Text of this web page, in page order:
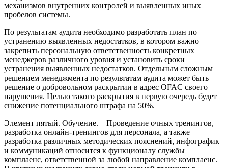
механизмов внутренних контролей и выявленных иных
пробелов системы.
По результатам аудита необходимо разработать план по
устранению выявленных недостатков, в котором важно
закрепить персональную ответственность конкретных
менеджеров различного уровня и установить сроки
устранения выявленных недостатков. Отдельным сложным
решением менеджмента по результатам аудита может быть
решение о добровольном раскрытии в адрес OFAC своего
нарушения. Целью такого раскрытия в первую очередь будет
снижение потенциального штрафа на 50%.
Элемент пятый. Обучение. – Проведение очных тренингов,
разработка онлайн-тренингов для персонала, а также
разработка различных методических пояснений, инфографик
и коммуникаций относится к функционалу службы
комплаенс, ответственной за любой направление комплаенс.